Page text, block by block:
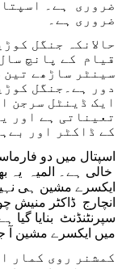
ضروری ہے۔
ضروری ہے۔
حالانکہ جنگل
قیام کے پانچ
سینٹر ساڑھے
دور ہے۔جنگل
ایک ڈینٹل سرجن
تعیناتی ہے اور
کے ڈاکٹر اور
اسپتال میں دو
خالی ہے۔ المیہ یہ
ایکسرے مشین ہی
انچارج ڈاکٹر منیش
سپرنٹنڈنٹ بنایا گیا
میں ایکسرے مشین آ
کمشنر روی کمار